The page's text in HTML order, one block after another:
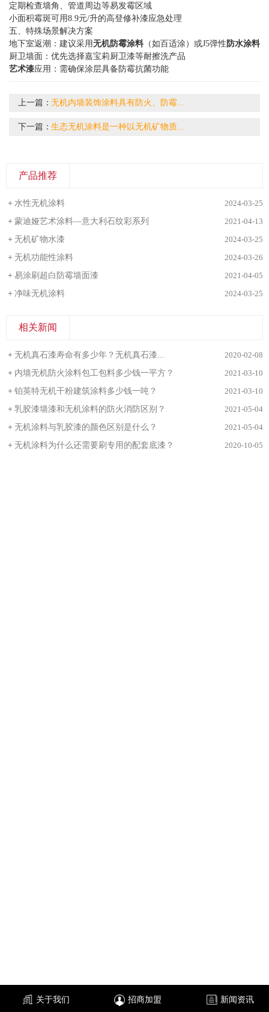
定期检查墙角、管道周边等易发霉区域‌
小面积霉斑可用8.9元/升的高登修补漆应急处理
五、特殊场景解决方案
地下室返潮‌：建议采用无机防霉涂料 （如百适涂）或J5弹性 防水涂料
厨卫墙面‌：优先选择嘉宝莉厨卫漆等耐擦洗产品
艺术漆应用‌：需确保涂层具备防霉抗菌功能‌
上一篇：无机内墙装饰涂料具有防火、防霉...
下一篇：生态无机涂料是一种以无机矿物质...
产品推荐
+ 水性无机涂料
2024-03-25
+ 蒙迪娅艺术涂料—意大利石纹彩系列
2021-04-13
+ 无机矿物水漆
2024-03-25
+ 无机功能性涂料
2024-03-26
+ 易涂刷超白防霉墙面漆
2021-04-05
+ 净味无机涂料 2024-03-25
相关新闻
+ 无机真石漆寿命有多少年？无机真石漆...
2020-02-08
+ 内墙无机防火涂料包工包料多少钱一平方？
2021-03-10
+ 铂英特无机干粉建筑涂料多少钱一吨？
2021-03-10
+ 乳胶漆墙漆和无机涂料的防火消防区别？
2021-05-04
+ 无机涂料与乳胶漆的颜色区别是什么？
2021-05-04
+ 无机涂料为什么还需要刷专用的配套底漆？ 2020-10-05
关于我们 招商加盟 新闻资讯